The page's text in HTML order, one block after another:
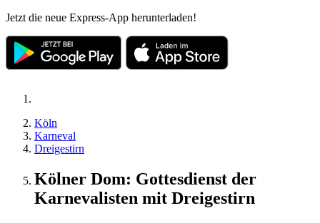
Jetzt die neue Express-App herunterladen!
Köln
Karneval
Dreigestirn
Kölner Dom: Gottesdienst der
Karnevalisten mit Dreigestirn